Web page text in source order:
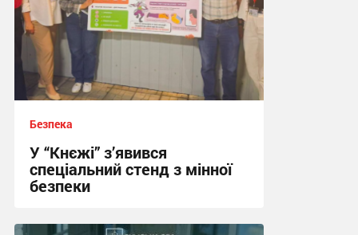
Безпека
У “Кнєжі” з’явився
спеціальний стенд з мінної
безпеки